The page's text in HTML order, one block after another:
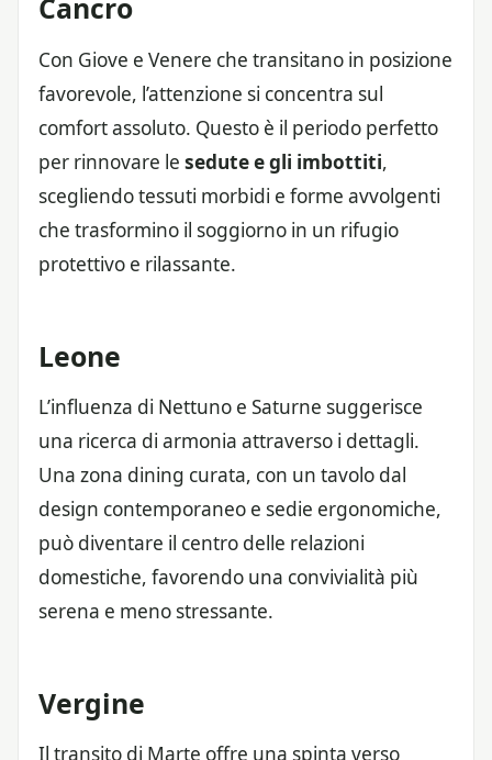
Cancro
Con Giove e Venere che transitano in posizione
favorevole, l’attenzione si concentra sul
comfort assoluto. Questo è il periodo perfetto
per rinnovare le sedute e gli imbottiti,
scegliendo tessuti morbidi e forme avvolgenti
che trasformino il soggiorno in un rifugio
protettivo e rilassante.
Leone
L’influenza di Nettuno e Saturne suggerisce
una ricerca di armonia attraverso i dettagli.
Una zona dining curata, con un tavolo dal
design contemporaneo e sedie ergonomiche,
può diventare il centro delle relazioni
domestiche, favorendo una convivialità più
serena e meno stressante.
Vergine
Il transito di Marte offre una spinta verso